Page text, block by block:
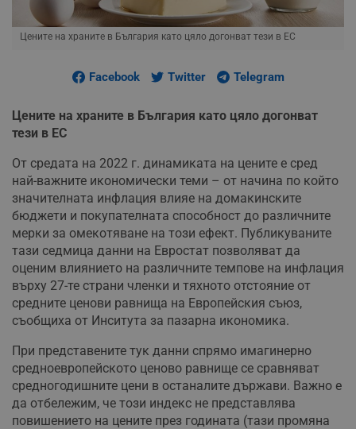
Цените на храните в България като цяло догонват тези в ЕС
Facebook Twitter Telegram
Цените на храните в България като цяло догонват
тези в ЕС
От средата на 2022 г. динамиката на цените е сред
най-важните икономически теми – от начина по който
значителната инфлация влияе на домакинските
бюджети и покупателната способност до различните
мерки за омекотяване на този ефект. Публикуваните
тази седмица данни на Евростат позволяват да
оценим влиянието на различните темпове на инфлация
върху 27-те страни членки и тяхното отстояние от
средните ценови равнища на Европейския съюз,
съобщиха от Инситута за пазарна икономика.
При представените тук данни спрямо имагинерно
средноевропейското ценово равнище се сравняват
средногодишните цени в останалите държави. Важно е
да отбележим, че този индекс не представлява
повишението на цените през годината (тази промяна